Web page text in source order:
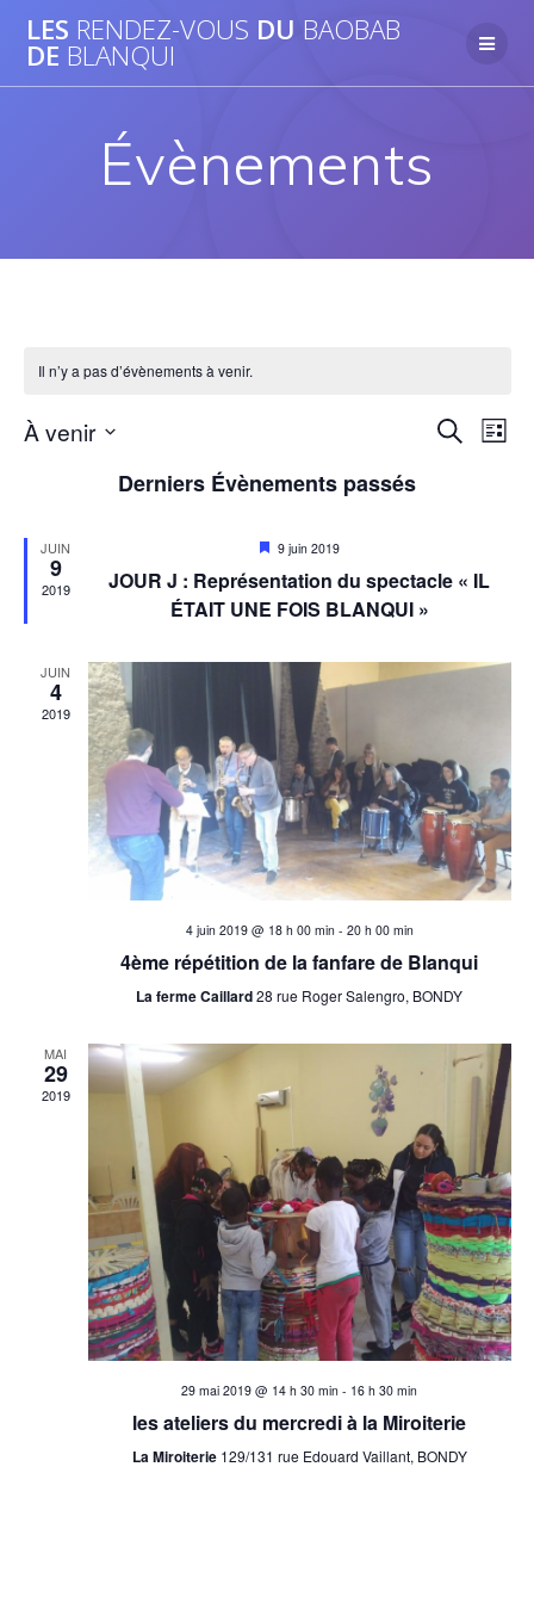
au
LES RENDEZ-VOUS DU BAOBAB
DE BLANQUI
Évènements
Il n’y a pas d’évènements à venir.
R
h
r
h
e
e
n
a
i
g
a
t
i
n
Recherche
N
n
d
e
v
v
è
n
e
m
e
n
t
Liste
À venir
une
Derniers Évènements passés
JUIN
9
2019
Mis
avant
9 juin 2019
JOUR J : Représentation du spectacle « IL
ÉTAIT UNE FOIS BLANQUI »
JUIN
4
2019
4 juin 2019 @ 18 h 00 min- 20 h 00 min
4ème répétition de la fanfare de Blanqui
La ferme Caillard28 rue Roger Salengro, BONDY
MAI
29
2019
29 mai 2019 @ 14 h 30 min - 16 h 30 min
les ateliers du mercredi à la Miroiterie
La Miroiterie 129/131 rue Edouard Vaillant, BONDY